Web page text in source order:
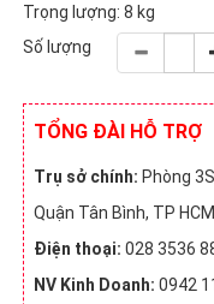
Trọng lượng: 8 kg
Số lượng
TỔNG ĐÀI HỖ TRỢ
Trụ sở chính: Phòng
Quận Tân Bình, TP HCM
Điện thoại: 028 3536
NV Kinh Doanh: 0942